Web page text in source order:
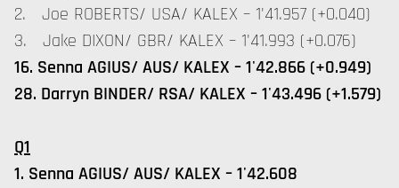
2. Joe ROBERTS/ USA/ KALEX – 1'41.957 (+0.040)
3. Jake DIXON/ GBR/ KALEX – 1'41.993 (+0.076)
16. Senna AGIUS/ AUS/ KALEX – 1'42.866 (+0.949)
28. Darryn BINDER/ RSA/ KALEX – 1'43.496 (+1.579)
Q1
1. Senna AGIUS/ AUS/ KALEX – 1'42.608